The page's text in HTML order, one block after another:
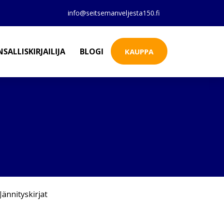
info@seitsemanveljesta150.fi
BLOGI KAUPPA
Jännityskirjat